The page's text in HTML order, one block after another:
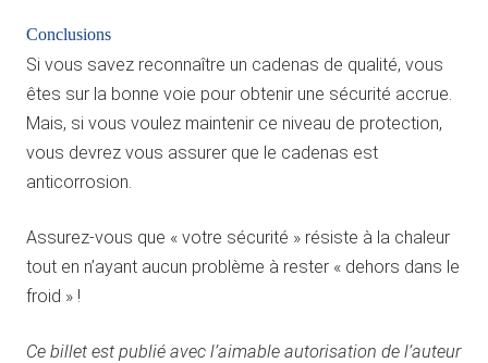
Conclusions
Si vous savez reconnaître un cadenas de qualité, vous
êtes sur la bonne voie pour obtenir une sécurité accrue.
Mais, si vous voulez maintenir ce niveau de protection,
vous devrez vous assurer que le cadenas est
anticorrosion.
Assurez-vous que « votre sécurité » résiste à la chaleur
tout en n’ayant aucun problème à rester « dehors dans le
froid » !
Ce billet est publié avec l’aimable autorisation de l’auteur